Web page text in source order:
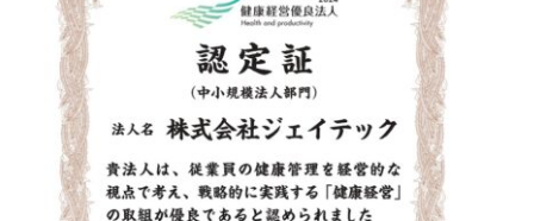
FLEXSCHE
クラウドソリューション
受託開発
生成AIソリューション